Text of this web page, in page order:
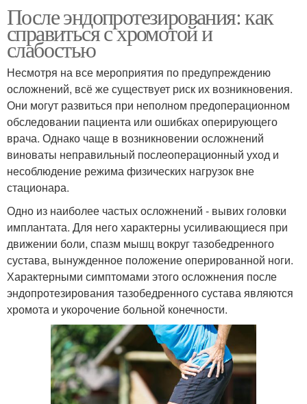
После эндопротезирования: как
справиться с хромотой и
слабостью
Несмотря на все мероприятия по предупреждению
осложнений, всё же существует риск их возникновения.
Они могут развиться при неполном предоперационном
обследовании пациента или ошибках оперирующего
врача. Однако чаще в возникновении осложнений
виноваты неправильный послеоперационный уход и
несоблюдение режима физических нагрузок вне
стационара.
Одно из наиболее частых осложнений - вывих головки
имплантата. Для него характерны усиливающиеся при
движении боли, спазм мышц вокруг тазобедренного
сустава, вынужденное положение оперированной ноги.
Характерными симптомами этого осложнения после
эндопротезирования тазобедренного сустава являются
хромота и укорочение больной конечности.